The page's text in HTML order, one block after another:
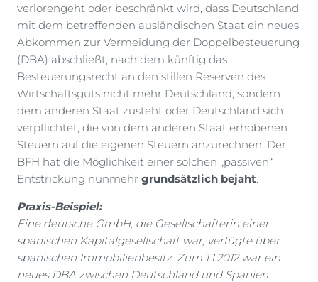
verlorengeht oder beschränkt wird, dass Deutschland
mit dem betreffenden ausländischen Staat ein neues
Abkommen zur Vermeidung der Doppelbesteuerung
(DBA) abschließt, nach dem künftig das
Besteuerungsrecht an den stillen Reserven des
Wirtschaftsguts nicht mehr Deutschland, sondern
dem anderen Staat zusteht oder Deutschland sich
verpflichtet, die von dem anderen Staat erhobenen
Steuern auf die eigenen Steuern anzurechnen. Der
BFH hat die Möglichkeit einer solchen „passiven“
Entstrickung nunmehr grundsätzlich bejaht
Praxis-Beispiel:
Eine deutsche GmbH, die Gesellschafterin einer
spanischen Kapitalgesellschaft war, verfügte über
spanischen Immobilienbesitz. Zum 1.1.2012 war ein
neues DBA zwischen Deutschland und Spanien